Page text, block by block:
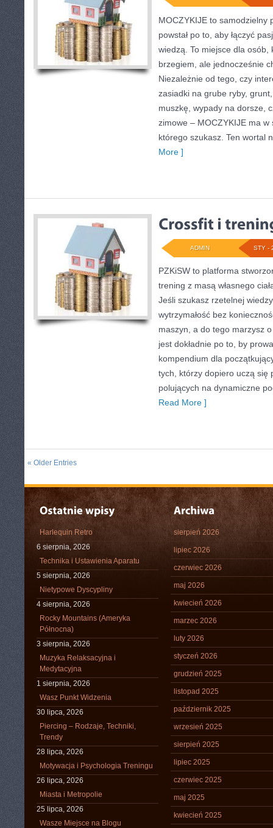
MOCZYKIJE to samodzielny
powstał po to, aby łączyć
wiedzą. To miejsce dla
brzegiem, ale jednocześnie
Niezależnie od tego, czy
zasiadki na grube ryby,
muszkę, wypady na dorsze,
zimowe – MOCZYKIJE ma w
którego szukasz. Ten wortal
More ]
STY -
ADMIN
PZKiSW to platforma
trening z masą własnego
Jeśli szukasz rzetelnej
wytrzymałość bez
maszyn, a do tego marzysz
jest dokładnie po to, by
kompendium dla
tych, którzy dopiero uczą się
polujących na dynamiczne
Read More ]
« Older Entries
Harlequin Retro
6 sierpnia, 2026
Technika i Ustawienia Aparatu
5 sierpnia, 2026
Nietypowe Dyscypliny
4 sierpnia, 2026
Rocky Mountains (Ameryka
Północna)
3 sierpnia, 2026
Muzyka Relaksacyjna i
Medytacyjna
1 sierpnia, 2026
Wasz Punkt Widzenia
30 lipca, 2026
Piercing – Rodzaje, Techniki,
Trendy
28 lipca, 2026
Motywacja i Psychologia Treningu
26 lipca, 2026
Miasta i Metropolie
25 lipca, 2026
Wasze Miejsce na Blogu
sierpień 2026
lipiec 2026
czerwiec 2026
maj 2026
kwiecień 2026
marzec 2026
luty 2026
styczeń 2026
grudzień 2025
listopad 2025
październik 2025
wrzesień 2025
sierpień 2025
lipiec 2025
czerwiec 2025
maj 2025
kwiecień 2025